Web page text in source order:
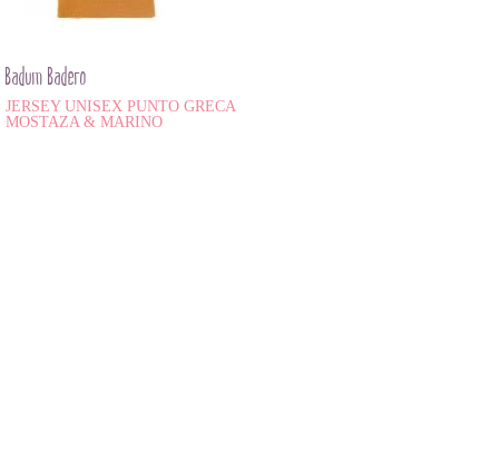
Badum Badero
JERSEY UNISEX PUNTO GRECA
MOSTAZA & MARINO